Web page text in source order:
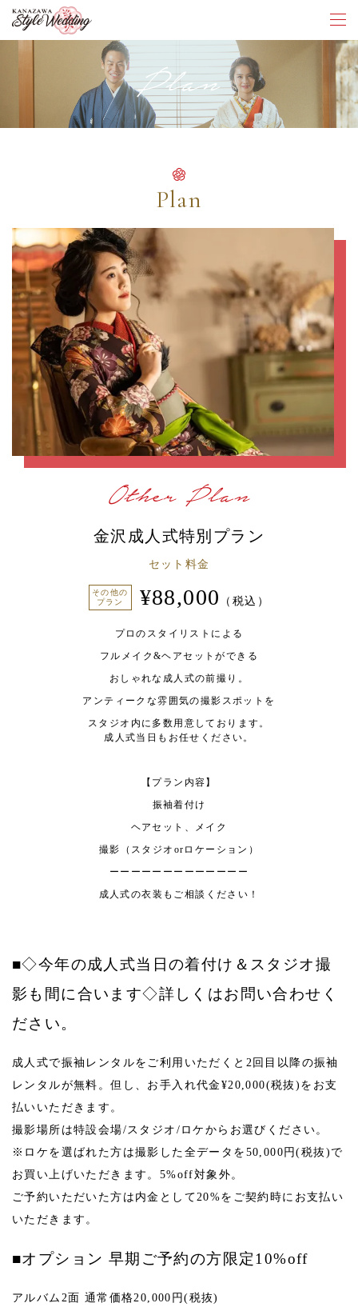
Plan
Plan
Other Plan
金沢成人式特別プラン
セット料金
その他の
プラン
¥88,000 （税込）
プロのスタイリストによる
フルメイク&ヘアセットができる
おしゃれな成人式の前撮り。
アンティークな雰囲気の撮影スポットを
スタジオ内に多数用意しております。
成人式当日もお任せください。
【プラン内容】
振袖着付け
ヘアセット、メイク
撮影（スタジオorロケーション）
ーーーーーーーーーーーーー
成人式の衣装もご相談ください！
■◇今年の成人式当日の着付け＆スタジオ撮
影も間に合います◇詳しくはお問い合わせく
ださい。
成人式で振袖レンタルをご利用いただくと2回目以降の振袖
レンタルが無料。但し、お手入れ代金¥20,000(税抜)をお支
払いいただきます。
撮影場所は特設会場/スタジオ/ロケからお選びください。
※ロケを選ばれた方は撮影した全データを50,000円(税抜)で
お買い上げいただきます。5%off対象外。
ご予約いただいた方は内金として20%をご契約時にお支払い
いただきます。
■オプション 早期ご予約の方限定10%off
アルバム2面 通常価格20,000円(税抜)